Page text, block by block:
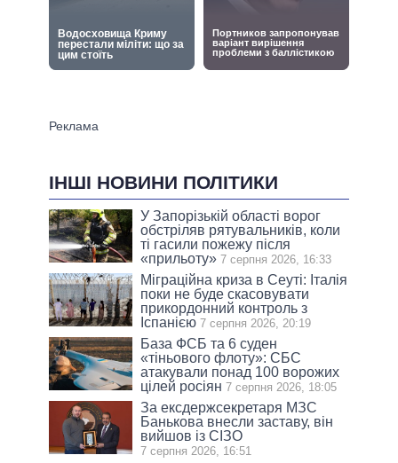
ІНШІ НОВИНИ ПОЛІТИКИ
У Запорізькій області ворог
обстріляв рятувальників, коли
ті гасили пожежу після
«прильоту» 7 серпня 2026, 16:33
Міграційна криза в Сеуті: Італія
поки не буде скасовувати
прикордонний контроль з
Іспанією 7 серпня 2026, 20:19
База ФСБ та 6 суден
«тіньового флоту»: СБС
атакували понад 100 ворожих
цілей росіян 7 серпня 2026, 18:05
За ексдержсекретаря МЗС
Банькова внесли заставу, він
вийшов із СІЗО
7 серпня 2026, 16:51